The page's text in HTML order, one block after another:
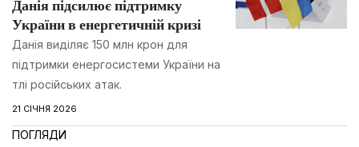
Данія підсилює підтримку
України в енергетичній кризі
Данія виділяє 150 млн крон для
підтримки енергосистеми України на
тлі російських атак.
21 СІЧНЯ 2026
ПОГЛЯДИ